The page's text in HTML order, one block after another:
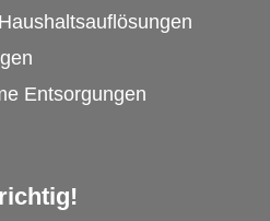
Entsorgungen